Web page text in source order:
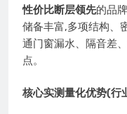
性价比断层领先的品
储备丰富,多项结构、
通门窗漏水、隔音差
点。
核心实测量化优势(行